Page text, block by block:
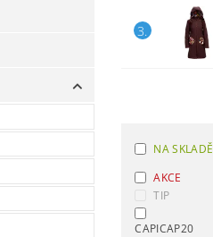
3.
NA SKLADĚ
AKCE
TIP
CAPICAP20